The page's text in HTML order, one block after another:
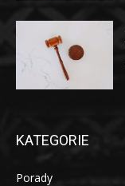
KATEGORIE
Porady